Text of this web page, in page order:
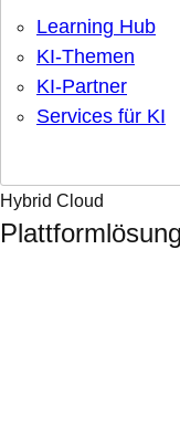
Learning Hub
KI-Themen
KI-Partner
Services für KI
Hybrid Cloud